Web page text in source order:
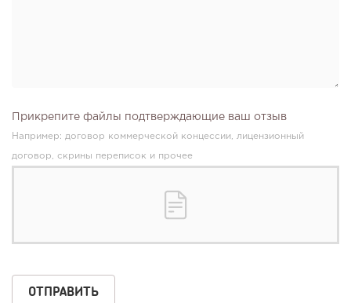
Прикрепите файлы подтверждающие ваш отзыв
Например: договор коммерческой концессии, лицензионный
договор, скрины переписок и прочее